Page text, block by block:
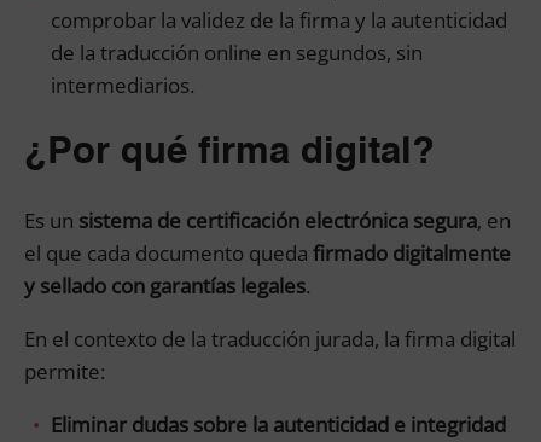
comprobar la validez de la firma y la autenticidad
de la traducción online en segundos, sin
intermediarios.
¿Por qué firma digital?
Es un sistema de certificación electrónica segura, en
el que cada documento queda firmado digitalmente
y sellado con garantías legales.
En el contexto de la traducción jurada, la firma digital
permite:
Eliminar dudas sobre la autenticidad e integridad